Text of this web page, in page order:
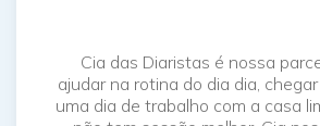
Cia das Diaristas é nossa
ajudar na rotina do dia dia,
uma dia de trabalho com a casa